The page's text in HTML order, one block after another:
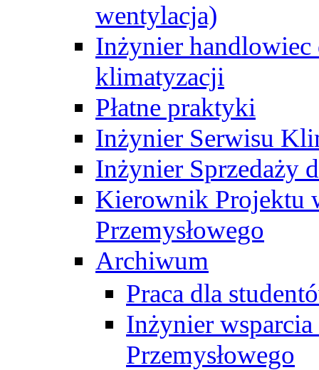
wentylacja)
Inżynier handlowiec
klimatyzacji
Płatne praktyki
Inżynier Serwisu
Inżynier Sprzedaży
Kierownik Projektu
Przemysłowego
Archiwum
Praca dla
Inżynier wsparcia
Przemysłowego